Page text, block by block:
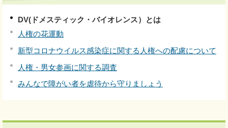
DV(ドメスティック・バイオレンス）とは
人権の花運動
新型コロナウイルス感染症に関する人権への配慮について
人権・男女参画に関する調査
みんなで障がい者を虐待から守りましょう